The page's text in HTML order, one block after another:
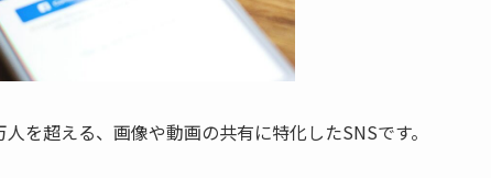
を超える、画像や動画の共有に特化したSNSです。